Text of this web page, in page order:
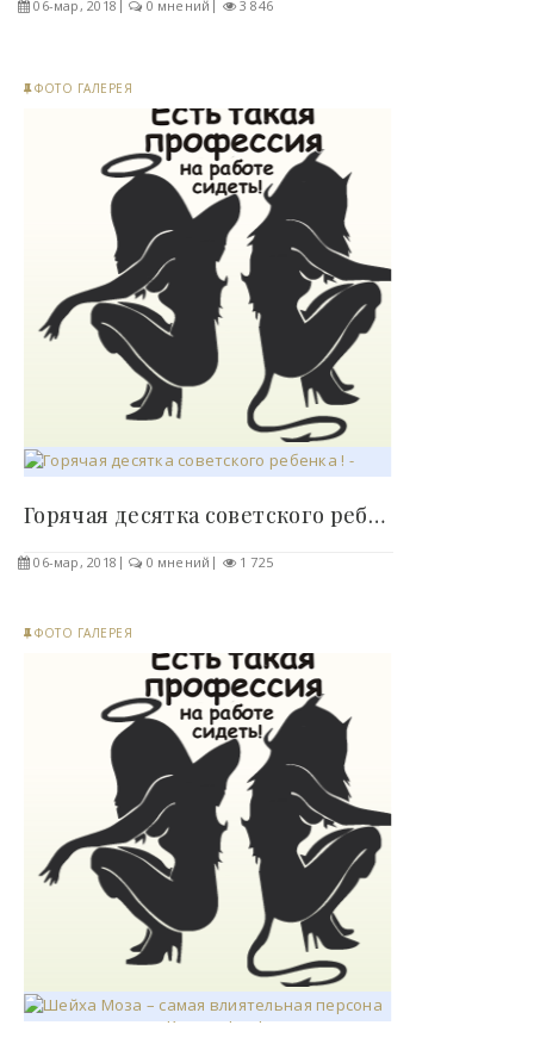
06-мар, 2018 0 мнений 3 846
ФОТО ГАЛЕРЕЯ
Горячая десятка советского ребенка ! - «Фото»..
06-мар, 2018 0 мнений 1 725
ФОТО ГАЛЕРЕЯ